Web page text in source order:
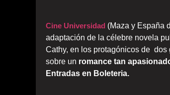
Cine Universidad (Maza y España
adaptación de la célebre novela
Cathy, en los protagónicos de
sobre un romance tan
Entradas en Boleteria.